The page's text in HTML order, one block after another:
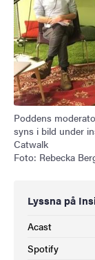
Poddens
syns i bild under
Catwalk
Foto: Rebecka
Lyssna på
Acast
(Extern länk)
Spotify
(Extern länk)